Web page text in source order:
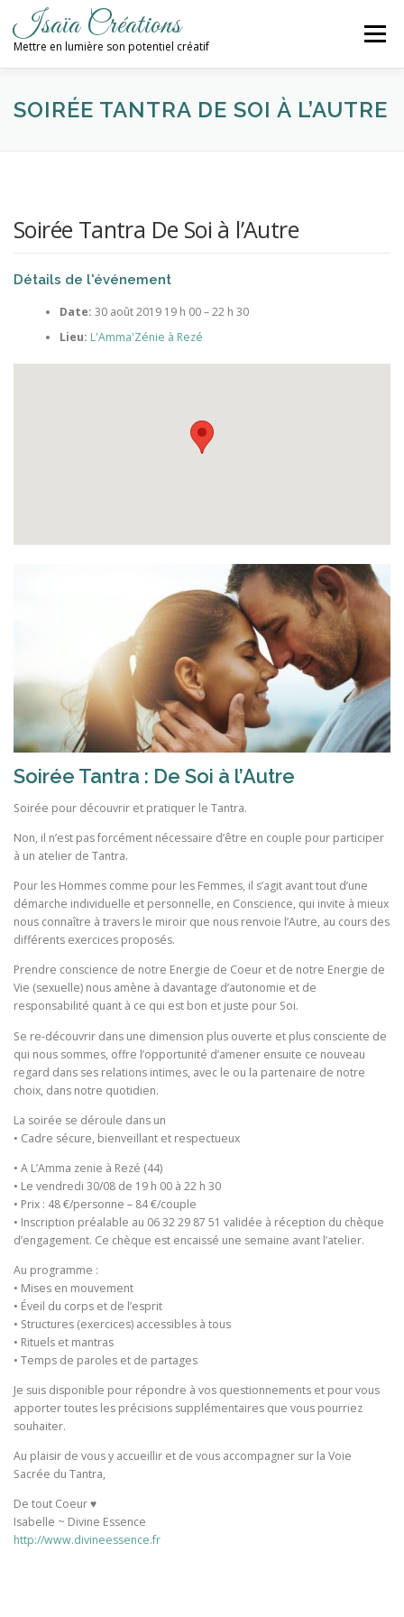
contenu
Isaïa Créations
Mettre en lumière son potentiel créatif
Menu
ACCUEIL MES CRÉATIONS ATELIERS
CONTACT / NEWSLETTER
SOIRÉE TANTRA DE SOI À L’AUTRE
Soirée Tantra De Soi à l’Autre
Détails de l'événement
Date: 30 août 2019 19 h 00–22 h 30
Lieu: L'Amma'Zénie à Rezé
Soirée Tantra : De Soi à l’Autre
Soirée pour découvrir et pratiquer le Tantra.
Non, il n’est pas forcément nécessaire d’être en couple pour participer
à un atelier de Tantra.
Pour les Hommes comme pour les Femmes, il s’agit avant tout d’une
démarche individuelle et personnelle, en Conscience, qui invite à mieux
nous connaître à travers le miroir que nous renvoie l’Autre, au cours des
différents exercices proposés.
Prendre conscience de notre Energie de Coeur et de notre Energie de
Vie (sexuelle) nous amène à davantage d’autonomie et de
responsabilité quant à ce qui est bon et juste pour Soi.
Se re-découvrir dans une dimension plus ouverte et plus consciente de
qui nous sommes, offre l’opportunité d’amener ensuite ce nouveau
regard dans ses relations intimes, avec le ou la partenaire de notre
choix, dans notre quotidien.
La soirée se déroule dans un
• Cadre sécure, bienveillant et respectueux
• A L’Amma zenie à Rezé (44)
• Le vendredi 30/08 de 19 h 00 à 22 h 30
• Prix : 48 €/personne – 84 €/couple
• Inscription préalable au 06 32 29 87 51 validée à réception du chèque
d’engagement. Ce chèque est encaissé une semaine avant l’atelier.
Au programme :
• Mises en mouvement
• Éveil du corps et de l’esprit
• Structures (exercices) accessibles à tous
• Rituels et mantras
• Temps de paroles et de partages
Je suis disponible pour répondre à vos questionnements et pour vous
apporter toutes les précisions supplémentaires que vous pourriez
souhaiter.
Au plaisir de vous y accueillir et de vous accompagner sur la Voie
Sacrée du Tantra,
De tout Coeur ♥️
Isabelle ~ Divine Essence
http://www.divineessence.fr